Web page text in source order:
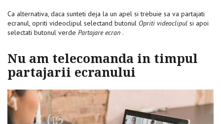
Ca alternativa, daca sunteti deja la un apel si trebuie sa va partajati
ecranul, opriti videoclipul selectand butonul Opriti videoclipul si apoi
selectati butonul verde Partajare ecran .
Nu am telecomanda in timpul
partajarii ecranului